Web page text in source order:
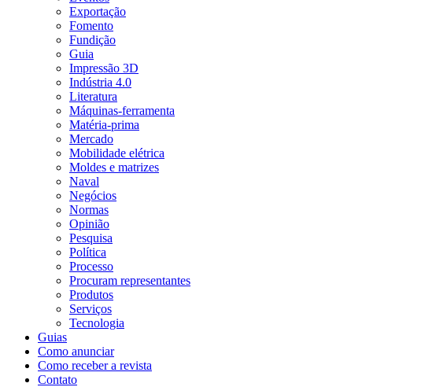
Exportação
Fomento
Fundição
Guia
Impressão 3D
Indústria 4.0
Literatura
Máquinas-ferramenta
Matéria-prima
Mercado
Mobilidade elétrica
Moldes e matrizes
Naval
Negócios
Normas
Opinião
Pesquisa
Política
Processo
Procuram representantes
Produtos
Serviços
Tecnologia
Guias
Como anunciar
Como receber a revista
Contato